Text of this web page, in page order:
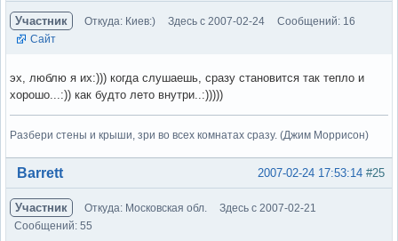
Участник Откуда: Киев:) Здесь с 2007-02-24
Сообщений: 16
Сайт
эх, люблю я их:))) когда слушаешь, сразу становится так тепло и
хорошо...:)) как будто лето внутри..:)))))
Разбери стены и крыши, зри во всех комнатах сразу. (Джим Моррисон)
Вне форума #25
2007-02-24 17:53:14
Barrett
Участник Откуда: Московская обл.
Здесь с 2007-02-21
Сообщений: 55